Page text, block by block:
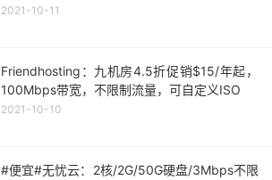
2021-10-11
Friendhosting：九机房4.5折促销$15/年起，
100Mbps带宽，不限制流量，可自定义ISO
2021-10-10
#便宜#无忧云：2核/2G/50G硬盘/3Mbps不限